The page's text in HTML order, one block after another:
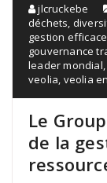
jlcruckebe
déchets
gestion efficace
gouvernance
leader mondial
veolia veolia
Le
de la